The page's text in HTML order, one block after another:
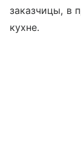
заказчицы, в
кухне.